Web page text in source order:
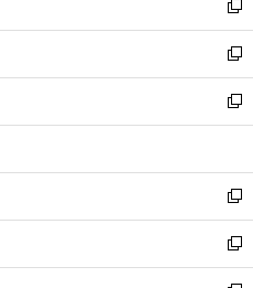
く
で
開
く
ド
ウ
で
開
く
ィ
ン
ド
ウ
で
開
い
ウ
ィ
ン
ド
ウ
開
く
新
し
い
ウ
ィ
ン
ウ
で
開
く
新
し
い
ウ
ン
ド
ウ
で
開
新
し
ウ
ィ
ン
ド
ウ
新
し
い
ウ
新
し